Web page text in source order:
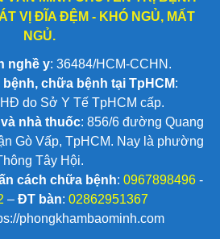
VỊ ĐĨA ĐỆM - KHÓ NGỦ, MẤT
NGỦ.
nghề y: 36484/HCM-CCHN.
chữa bệnh tại TpHCM:
do Sở Y Tế TpHCM cấp.
nhà thuốc: 856/6 đường Quang
Gò Vấp, TpHCM. Nay là phường
Tây Hội.
cách chữa bệnh: 0967898496 -
– ĐT bàn: 02862951367
phongkhambaominh.com